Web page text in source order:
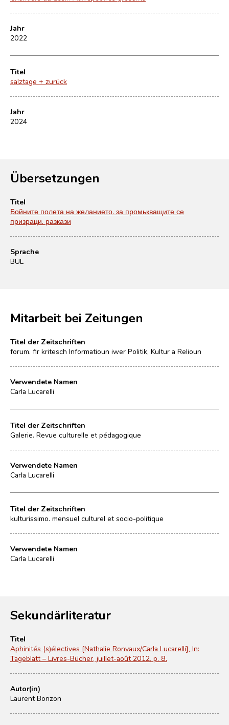
Jahr
2022
Titel
salztage + zurück
Jahr
2024
Übersetzungen
Titel
Бойните полета на желанието. за промькващите се
призраци. разкази
Sprache
BUL
Mitarbeit bei Zeitungen
Titel der Zeitschriften
forum. fir kritesch Informatioun iwer Politik, Kultur a Relioun
Verwendete Namen
Carla Lucarelli
Titel der Zeitschriften
Galerie. Revue culturelle et pédagogique
Verwendete Namen
Carla Lucarelli
Titel der Zeitschriften
kulturissimo. mensuel culturel et socio-politique
Verwendete Namen
Carla Lucarelli
Sekundärliteratur
Titel
Aphinités (s)électives [Nathalie Ronvaux/Carla Lucarelli], In:
Tageblatt – Livres-Bücher, juillet-août 2012, p. 8.
Autor(in)
Laurent Bonzon